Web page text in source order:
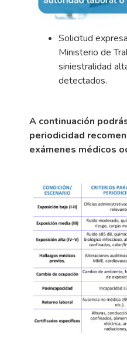
Solicitud
Ministerio de
siniestralidad
detectados.
A continuación
periodicidad
exámenes médicos